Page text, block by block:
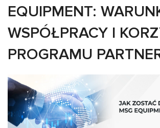
EQUIPMENT:
WSPÓŁPRACY I
PROGRAMU